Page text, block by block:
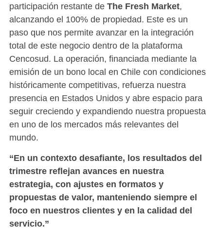
participación restante de The Fresh Market,
alcanzando el 100% de propiedad. Este es un
paso que nos permite avanzar en la integración
total de este negocio dentro de la plataforma
Cencosud. La operación, financiada mediante la
emisión de un bono local en Chile con condiciones
históricamente competitivas, refuerza nuestra
presencia en Estados Unidos y abre espacio para
seguir creciendo y expandiendo nuestra propuesta
en uno de los mercados más relevantes del
mundo.
“En un contexto desafiante, los resultados del
trimestre reflejan avances en nuestra
estrategia, con ajustes en formatos y
propuestas de valor, manteniendo siempre el
foco en nuestros clientes y en la calidad del
servicio.”